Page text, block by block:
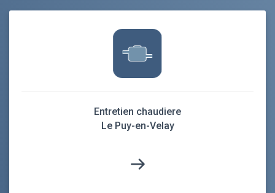
Entretien chaudiere
Le Puy-en-Velay